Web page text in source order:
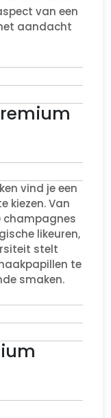
van een
aandacht
vind je een
kiezen. Van
champagnes
likeuren,
stelt
te
smaken.